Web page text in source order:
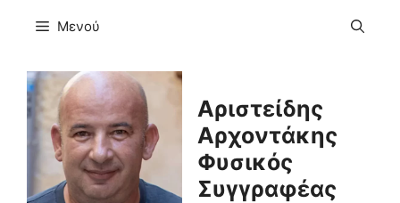
Μενού
Αριστείδης
Αρχοντάκης
Φυσικός
Συγγραφέας